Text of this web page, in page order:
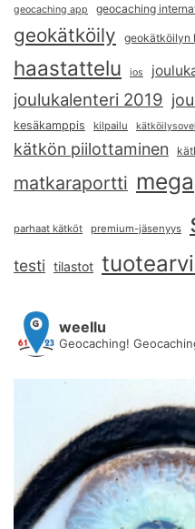
geocaching app geocaching
geokätköily geokätköilyn
haastattelu ios
joulukalenteri 2019
kesäkamppis kilpailu
kätkön piilottaminen
matkaraportti mega
parhaat kätköt premium-jäsenyys
testi tilastot
weellu
Geocaching!